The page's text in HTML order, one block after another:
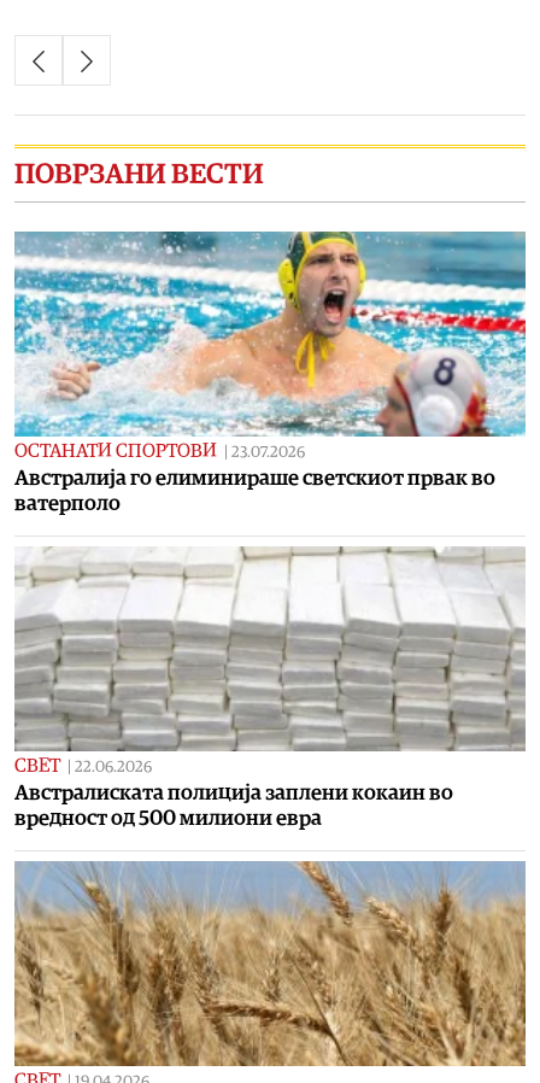
ПОВРЗАНИ ВЕСТИ
ОСТАНАТИ СПОРТОВИ 23.07.2026
Австралија го елиминираше светскиот првак во
ватерполо
СВЕТ 22.06.2026
Австралиската полиција заплени кокаин во
вредност од 500 милиони евра